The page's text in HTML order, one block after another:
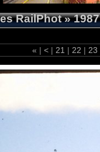
RailPhot»1987
« | < | 21 | 22 | 23